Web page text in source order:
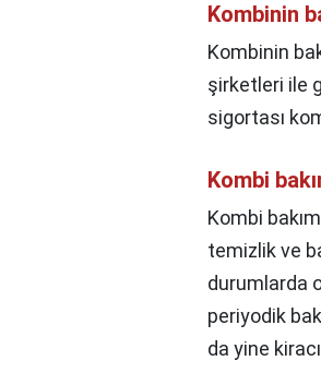
Kombinin
Kombinin
şirketleri ile
sigortası
Kombi
Kombi
temizlik ve
durumlarda
periyodik
da yine